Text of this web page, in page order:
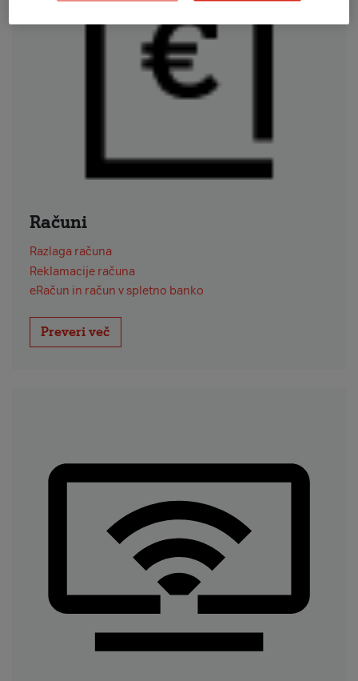
Računi
Razlaga računa
Reklamacije računa
eRačun in račun v spletno banko
Preveri več